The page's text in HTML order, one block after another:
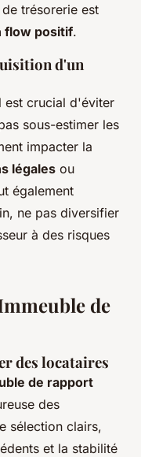
trésorerie est
flow positif.
d'un
est crucial d'éviter
sous-estimer les
impacter la
légales ou
également
ne pas diversifier
à des risques
de
des locataires
de rapport
des
sélection clairs,
et la stabilité